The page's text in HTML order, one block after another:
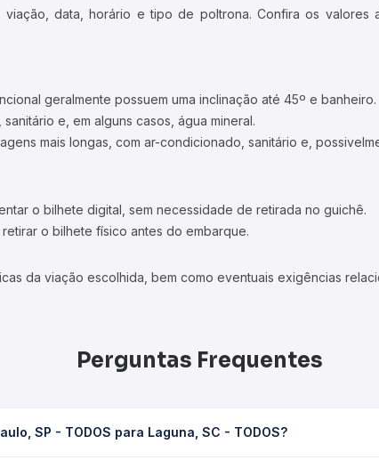
data, horário e tipo de poltrona. Confira os valores
geralmente possuem uma inclinação até 45º e banheiro.
e, em alguns casos, água mineral.
mais longas, com ar-condicionado, sanitário e,
o bilhete digital, sem necessidade de retirada no guichê.
o bilhete físico antes do embarque.
da viação escolhida, bem como eventuais exigências
Perguntas Frequentes
SP - TODOS para Laguna, SC - TODOS?